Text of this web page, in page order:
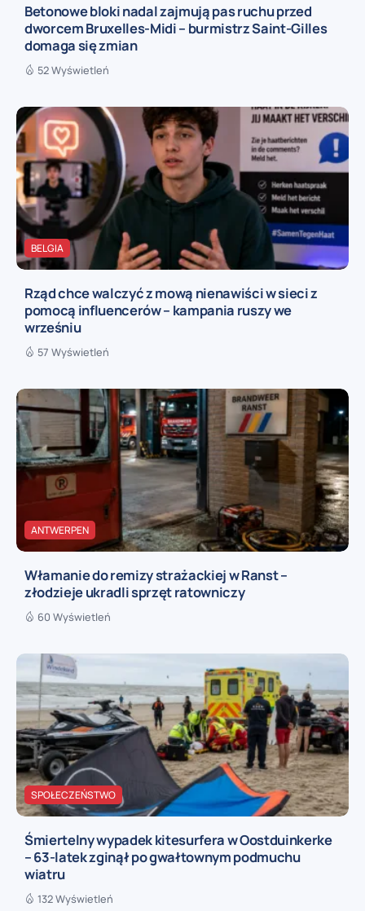
Betonowe bloki nadal zajmują pas ruchu przed
dworcem Bruxelles-Midi – burmistrz Saint-Gilles
domaga się zmian
52 Wyświetleń
BELGIA
Rząd chce walczyć z mową nienawiści w sieci z
pomocą influencerów – kampania ruszy we
wrześniu
57 Wyświetleń
ANTWERPEN
Włamanie do remizy strażackiej w Ranst –
złodzieje ukradli sprzęt ratowniczy
60 Wyświetleń
SPOŁECZEŃSTWO
Śmiertelny wypadek kitesurfera w Oostduinkerke
– 63-latek zginął po gwałtownym podmuchu
wiatru
132 Wyświetleń